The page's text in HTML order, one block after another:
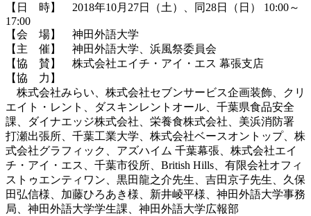
【日 時】 2018年10月27日（土）、同28日（日） 10:00～
17:00
【会 場】 神田外語大学
【主 催】 神田外語大学、浜風祭委員会
【協 賛】 株式会社エイチ・アイ・エス 幕張支店
【協 力】
株式会社みらい、株式会社セブンサービス企画装飾、クリ
エイト・レント、ダスキンレントオール、千葉県食品安全
課、ダイナエッジ株式会社、栄養食株式会社、美浜消防署
打瀬出張所、千葉工業大学、株式会社ベースオントップ、株
式会社グラフィック、アズハイム 千葉幕張、株式会社エイ
チ・アイ・エス、千葉市役所、British Hills、有限会社オフィ
ストゥエンティワン、黒田龍之介先生、吉田京子先生、久保
田弘信様、加藤ひろあき様、新井崚平様、神田外語大学事務
局、神田外語大学学生課、神田外語大学広報部